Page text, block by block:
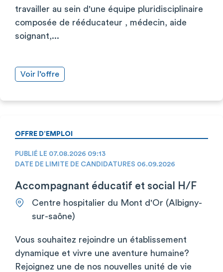
travailler au sein d'une équipe pluridisciplinaire
composée de rééducateur , médecin, aide
soignant,...
Voir l’offre
OFFRE D’EMPLOI
PUBLIÉ LE 07.08.2026 09:13
DATE DE LIMITE DE CANDIDATURES 06.09.2026
Accompagnant éducatif et social H/F
Centre hospitalier du Mont d'Or (Albigny-
sur-saône)
Vous souhaitez rejoindre un établissement
dynamique et vivre une aventure humaine?
Rejoignez une de nos nouvelles unité de vie